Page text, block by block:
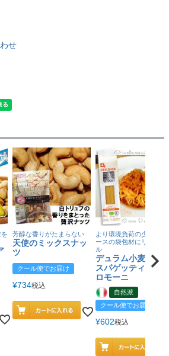
せ
芳醇な香りがたまらない
天使のミックスナッ
ツ
クール便でお届け
¥734税込
より環境負荷の少ない紙
ースの袋包材にリニュー
ル
デュラム小麦 有
スパゲッティ／ジ
ロモーニ
自然派
クール便でお届け
¥602税込